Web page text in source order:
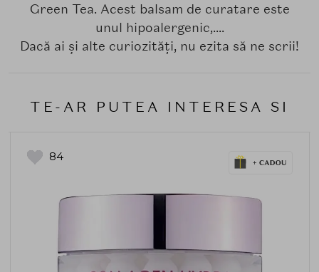
Green Tea. Acest balsam de curatare este
unul hipoalergenic,....
Dacă ai și alte curiozități, nu ezita să ne scrii!
TE-AR PUTEA INTERESA SI
84